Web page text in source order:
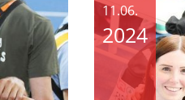
11.06.
2024